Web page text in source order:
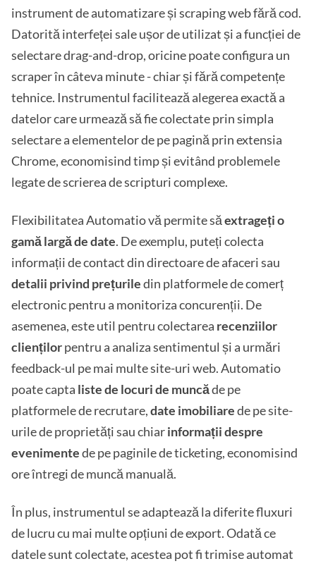
instrument de automatizare și scraping web fără cod.
Datorită interfeței sale ușor de utilizat și a funcției de
selectare drag-and-drop, oricine poate configura un
scraper în câteva minute - chiar și fără competențe
tehnice. Instrumentul facilitează alegerea exactă a
datelor care urmează să fie colectate prin simpla
selectare a elementelor de pe pagină prin extensia
Chrome, economisind timp și evitând problemele
legate de scrierea de scripturi complexe.
Flexibilitatea Automatio vă permite săextrageți o
gamă largă de date. De exemplu, puteți colecta
informații de contact din directoare de afaceri sau
detalii privind prețuriledin platformele de comerț
electronic pentru a monitoriza concurenții. De
asemenea, este util pentru colectarea recenziilor
cliențilorpentru a analiza sentimentul și a urmări
feedback-ul pe mai multe site-uri web. Automatio
poate capta liste de locuri de muncăde pe
platformele de recrutare,date imobiliarede pe site-
urile de proprietăți sau chiarinformații despre
evenimentede pe paginile de ticketing, economisind
ore întregi de muncă manuală.
În plus, instrumentul se adaptează la diferite fluxuri
de lucru cu mai multe opțiuni de export. Odată ce
datele sunt colectate, acestea pot fi trimise automat